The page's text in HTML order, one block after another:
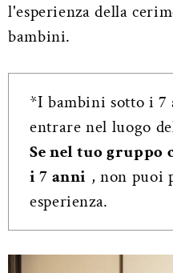
l'esperienza della
bambini.
*I bambini sotto i 7
entrare nel luogo
Se nel tuo gruppo
i 7 anni , non puoi
esperienza.